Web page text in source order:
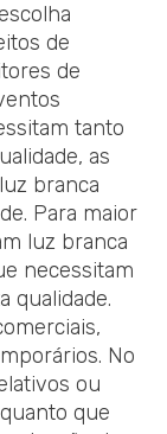
de
de
tanto
as
branca
Para maior
luz branca
necessitam
qualidade.
No
ou
que